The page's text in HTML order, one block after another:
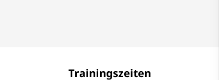
Trainingszeiten